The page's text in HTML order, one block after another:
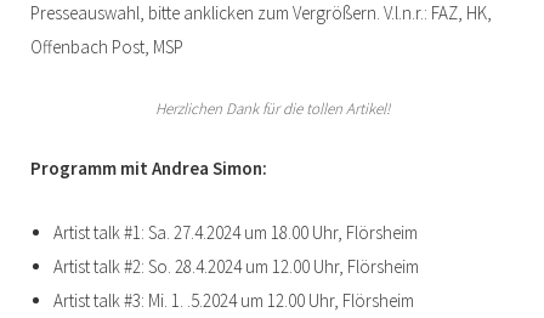
Presseauswahl, bitte anklicken zum Vergrößern. V.l.n.r.: FAZ, HK,
Offenbach Post, MSP
Herzlichen Dank für die tollen Artikel!
Programm mit Andrea Simon:
Artist talk #1: Sa. 27.4.2024 um 18.00 Uhr, Flörsheim
Artist talk #2: So. 28.4.2024 um 12.00 Uhr, Flörsheim
Artist talk #3: Mi. 1. .5.2024 um 12.00 Uhr, Flörsheim